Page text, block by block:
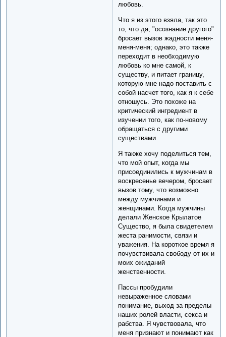
любовь.
Что я из этого взяла, так это
то, что да, "осознание другого"
бросает вызов жадности меня-
меня-меня; однако, это также
переходит в необходимую
любовь ко мне самой, к
существу, и питает границу,
которую мне надо поставить с
собой насчет того, как я к себе
отношусь. Это похоже на
критический ингредиент в
изучении того, как по-новому
обращаться с другими
существами.
Я также хочу поделиться тем,
что мой опыт, когда мы
присоединились к мужчинам в
воскресенье вечером, бросает
вызов тому, что возможно
между мужчинами и
женщинами. Когда мужчины
делали Женское Крылатое
Существо, я была свидетелем
жеста ранимости, связи и
уважения. На короткое время я
почувствивала свободу от их и
моих ожиданий
женственности.
Пассы пробудили
невыраженное словами
понимание, выход за пределы
наших ролей власти, секса и
рабства. Я чувствовала, что
меня признают и понимают как